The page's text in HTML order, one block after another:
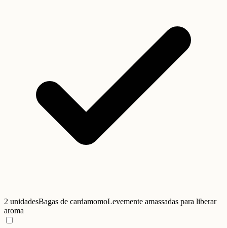
2 unidadesBagas de cardamomoLevemente amassadas para liberar
aroma